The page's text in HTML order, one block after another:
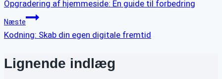
Opgradering af hjemmeside: En guide til forbedring
Næste
Kodning: Skab din egen digitale fremtid
Lignende indlæg